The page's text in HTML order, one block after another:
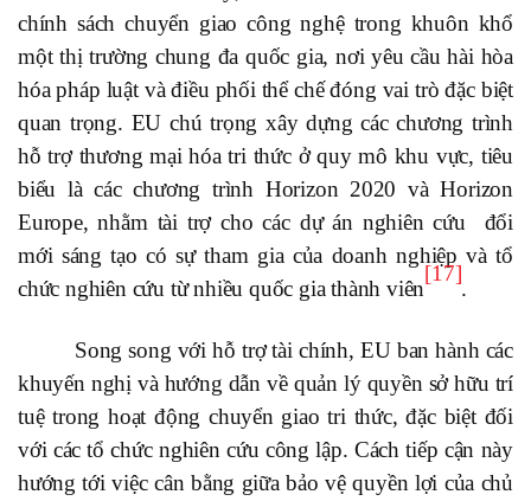
chính sách chuyển giao công nghệ trong khuôn khổ
một thị trường chung đa quốc gia, nơi yêu cầu hài hòa
hóa pháp luật và điều phối thể chế đóng vai trò đặc biệt
quan trọng. EU chú trọng xây dựng các chương trình
hỗ trợ thương mại hóa tri thức ở quy mô khu vực, tiêu
biểu là các chương trình Horizon 2020 và Horizon
Europe, nhằm tài trợ cho các dự án nghiên cứu đổi
mới sáng tạo có sự tham gia của doanh nghiệp và tổ
chức nghiên cứu từ nhiều quốc gia thành viên
[17]
.
Song song với hỗ trợ tài chính, EU ban hành các
khuyến nghị và hướng dẫn về quản lý quyền sở hữu trí
tuệ trong hoạt động chuyển giao tri thức, đặc biệt đối
với các tổ chức nghiên cứu công lập. Cách tiếp cận này
hướng tới việc cân bằng giữa bảo vệ quyền lợi của chủ